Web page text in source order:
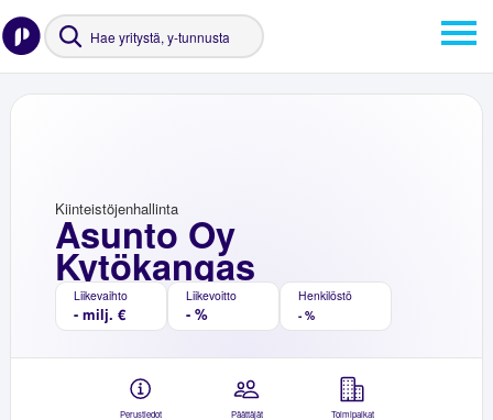
Asunto Oy
Kytökangas
Kiinteistöjenhallinta
Liikevaihto
- milj. €
Liikevoitto
- %
Henkilöstö
- %
Perustiedot Päättäjät Toimipaikat